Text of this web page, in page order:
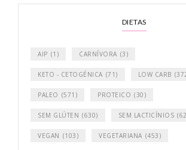
DIETAS
AIP (1) CARNÍVORA (3)
KETO - CETOGÉNICA (71) LOW CARB
PALEO (571) PROTEICO (30)
SEM GLÚTEN (630) SEM LACTICÍNIOS
VEGAN (103) VEGETARIANA (453)